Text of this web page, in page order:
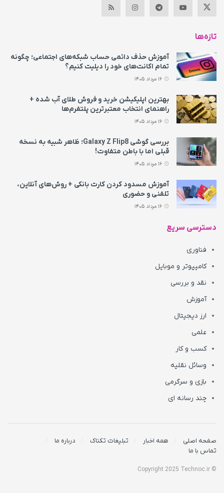
تازه‌ها
آموزش حذف دائمی حساب شبکه‌های اجتماعی؛ چگونه
تمام اکانت‌های خود را دیلیت کنیم؟
بهترین اپلیکیشن خرید و فروش طلای آب شده +
راهنمای انتخاب معتبرترین پلتفرم‌ها
بررسی گوشی Galaxy Z Flip8؛ ظاهر شبیه به نسخه
قبلی اما با باطن متفاوت!
آموزش مسدود کردن کارت بانکی + روش‌های آنلاین،
تلفنی و حضوری
دسترسی سریع
فناوری
کامپیوتر و موبایل
نقد و بررسی
آموزش
ارز دیجیتال
علمی
کسب و کار
وسائل نقلیه
بازی و سرگرمی
چند رسانه ای
صفحه اصلی همه اخبار تبلیغات تکناک
درباره ما
تماس با ما
© Copyright 2025 Technoc.ir